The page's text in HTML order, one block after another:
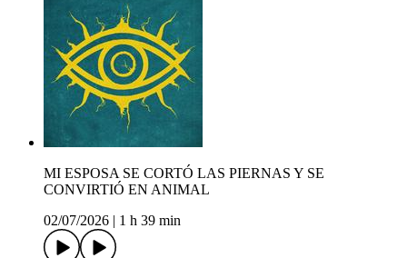
MI ESPOSA SE CORTÓ LAS PIERNAS Y SE
CONVIRTIÓ EN ANIMAL
02/07/2026
1 h 39 min